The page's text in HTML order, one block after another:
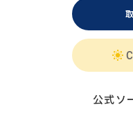
公式ソ